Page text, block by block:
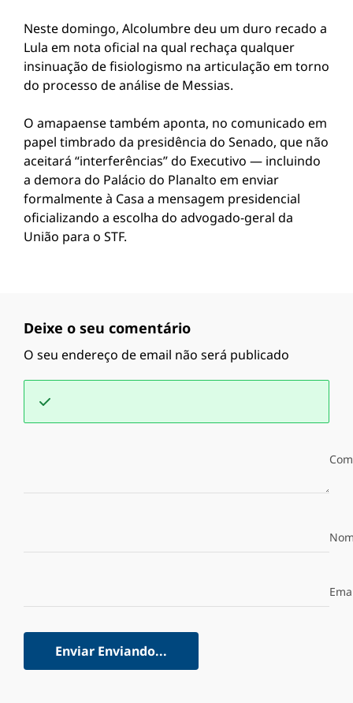
Neste domingo, Alcolumbre deu um duro recado a
Lula em nota oficial na qual rechaça qualquer
insinuação de fisiologismo na articulação em torno
do processo de análise de Messias.
O amapaense também aponta, no comunicado em
papel timbrado da presidência do Senado, que não
aceitará “interferências” do Executivo — incluindo
a demora do Palácio do Planalto em enviar
formalmente à Casa a mensagem presidencial
oficializando a escolha do advogado-geral da
União para o STF.
Deixe o seu comentário
O seu endereço de email não será publicado
Enviar Enviando...